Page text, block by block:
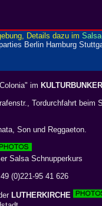
im KULTURBUNKER
Tordurchfahrt beim
Son und Reggaeton.
Salsa Schnupperkurs
(0)221-95 41 626
LUTHERKIRCHE